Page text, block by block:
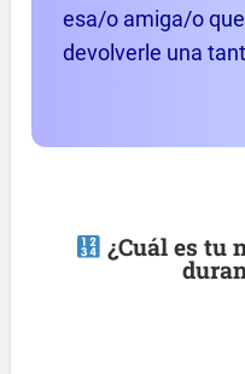
esa/o amiga/o
devolverle una
¿Cuál es tu